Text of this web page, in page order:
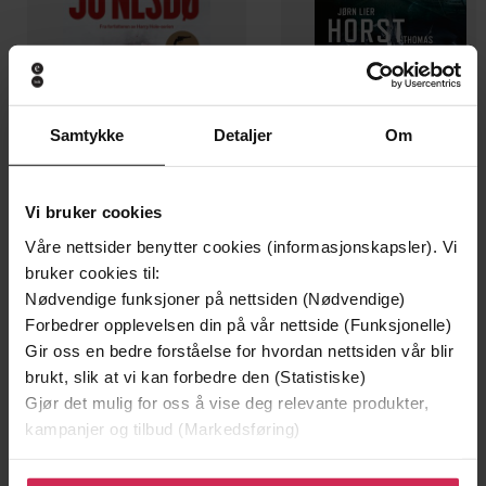
Samtykke Detaljer Om
Vi bruker cookies
Våre nettsider benytter cookies (informasjonskapsler). Vi
bruker cookies til:
Nødvendige funksjoner på nettsiden (Nødvendige)
Forbedrer opplevelsen din på vår nettside (Funksjonelle)
Gir oss en bedre forståelse for hvordan nettsiden vår blir
brukt, slik at vi kan forbedre den (Statistiske)
Gjør det mulig for oss å vise deg relevante produkter,
kampanjer og tilbud (Markedsføring)
Klikk på «Godta alle» for å gi oss ditt samtykke til å
199,-
Minnesota
Jo Nesbø
EBOK
349,-
Jørn Lier Horst
EBOK
trilogy!